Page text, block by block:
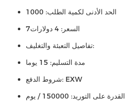
الحد الأدنى لكمية الطلب: 1000
السعر: 4 دولارات7
تفاصيل التعبئة والتغليف:
مدة التسليم: 15 يوما
شروط الدفع: EXW
القدرة على التوريد: 150000 / يوم